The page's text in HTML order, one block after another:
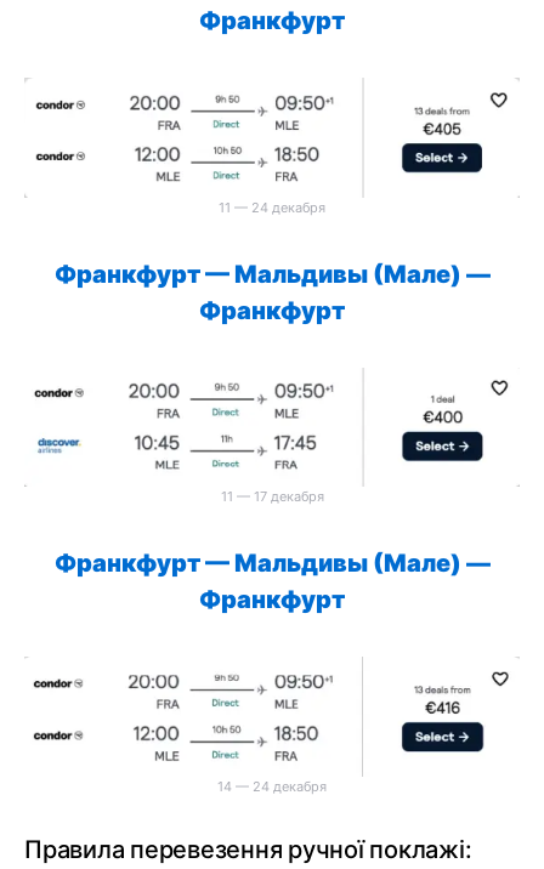
Франкфурт
11 — 24 декабря
Франкфурт— Мальдивы (Мале) —
Франкфурт
11 — 17 декабря
Франкфурт— Мальдивы (Мале) —
Франкфурт
14 — 24 декабря
Правила перевезення ручної поклажі: